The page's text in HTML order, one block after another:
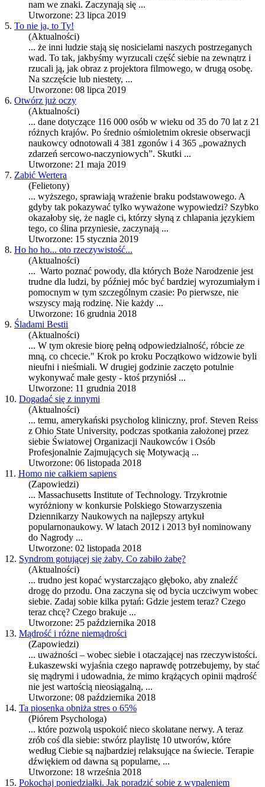
nam we znaki. Zaczynają się ...
Utworzone: 23 lipca 2019
5. To nie ja, to Ty!
(Aktualności)
... że inni ludzie stają się nosicielami naszych postrzeganych
wad. To tak, jakbyśmy wyrzucali część siebie na zewnątrz i
rzucali ją, jak obraz z projektora filmowego, w drugą osobę.
Na szczęście lub niestety, ...
Utworzone: 08 lipca 2019
6. Otwórz już oczy
(Aktualności)
... dane dotyczące 116 000 osób w wieku od 35 do 70 lat z 21
różnych krajów. Po średnio ośmioletnim okresie obserwacji
naukowcy odnotowali 4 381 zgonów i 4 365 „poważnych
zdarzeń sercowo-naczyniowych”. Skutki ...
Utworzone: 21 maja 2019
7. Zabić Wertera
(Felietony)
... wyższego, sprawiają wrażenie braku podstawowego. A
gdyby tak pokazywać tylko wyważone wypowiedzi? Szybko
okazałoby się, że nagle ci, którzy słyną z chlapania językiem
tego, co ślina przyniesie, zaczynają ...
Utworzone: 15 stycznia 2019
8. Ho ho ho... oto rzeczywistość...
(Aktualności)
... Warto poznać powody, dla których Boże Narodzenie jest
trudne dla ludzi, by później móc być bardziej wyrozumiałym i
pomocnym w tym szczególnym czasie: Po pierwsze, nie
wszyscy mają rodzinę. Nie każdy ...
Utworzone: 16 grudnia 2018
9. Śladami Bestii
(Aktualności)
... W tym okresie biorę pełną odpowiedzialność, róbcie ze
mną, co chcecie." Krok po kroku Początkowo widzowie byli
nieufni i nieśmiali. W drugiej godzinie zaczęto potulnie
wykonywać małe gesty - ktoś przyniósł ...
Utworzone: 11 grudnia 2018
10. Dogadać się z innymi
(Aktualności)
... temu, amerykański psycholog kliniczny, prof. Steven Reiss
z Ohio State University, podczas spotkania założonej przez
siebie Światowej Organizacji Naukowców i Osób
Profesjonalnie Zajmujących się Motywacją ...
Utworzone: 06 listopada 2018
11. Homo nie całkiem sapiens
(Zapowiedzi)
... Massachusetts Institute of Technology. Trzykrotnie
wyróżniony w konkursie Polskiego Stowarzyszenia
Dziennikarzy Naukowych na najlepszy artykuł
popularnonaukowy. W latach 2012 i 2013 był nominowany
do Nagrody ...
Utworzone: 02 listopada 2018
12. Syndrom gotującej się żaby. Co zabiło żabę?
(Aktualności)
... trudno jest kopać wystarczająco głęboko, aby znaleźć
drogę do przodu. Ona zaczyna się od bycia uczciwym wobec
siebie. Zadaj sobie kilka pytań: Gdzie jestem teraz? Czego
teraz chcę? Czego brakuje ...
Utworzone: 25 października 2018
13. Mądrość i różne niemądrości
(Zapowiedzi)
... uważności – wobec siebie i otaczającej nas rzeczywistości.
Łukaszewski wyjaśnia czego naprawdę potrzebujemy, by stać
się mądrymi i udowadnia, że mimo krążących opinii mądrość
nie jest wartością nieosiągalną, ...
Utworzone: 08 października 2018
14. Ta piosenka obniża stres o 65%
(Piórem Psychologa)
... które pozwolą uspokoić nieco skołatane nerwy. A teraz
zrób coś dla siebie: stwórz playlistę 10 utworów, które
według Ciebie są najbardziej relaksujące na świecie. Terapie
dźwiękiem od dawna są popularne, ...
Utworzone: 18 września 2018
15. Pokochaj poniedziałki. Jak poradzić sobie z wypaleniem